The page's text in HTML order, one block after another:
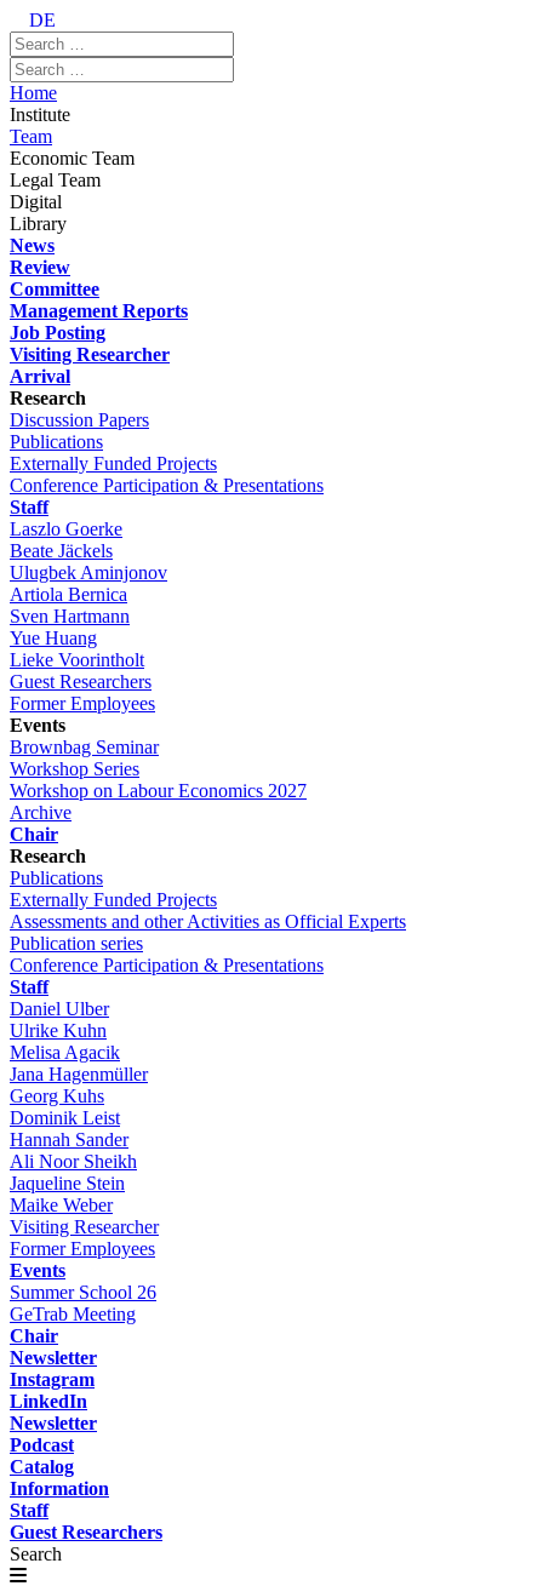
DE
Home
Institute
Team
Economic Team
Legal Team
Digital
Library
News
Review
Committee
Management Reports
Job Posting
Visiting Researcher
Arrival
Research
Discussion Papers
Publications
Externally Funded Projects
Conference Participation & Presentations
Staff
Laszlo Goerke
Beate Jäckels
Ulugbek Aminjonov
Artiola Bernica
Sven Hartmann
Yue Huang
Lieke Voorintholt
Guest Researchers
Former Employees
Events
Brownbag Seminar
Workshop Series
Workshop on Labour Economics 2027
Archive
Chair
Research
Publications
Externally Funded Projects
Assessments and other Activities as Official Experts
Publication series
Conference Participation & Presentations
Staff
Daniel Ulber
Ulrike Kuhn
Melisa Agacik
Jana Hagenmüller
Georg Kuhs
Dominik Leist
Hannah Sander
Ali Noor Sheikh
Jaqueline Stein
Maike Weber
Visiting Researcher
Former Employees
Events
Summer School 26
GeTrab Meeting
Chair
Newsletter
Instagram
LinkedIn
Newsletter
Podcast
Catalog
Information
Staff
Guest Researchers
Search